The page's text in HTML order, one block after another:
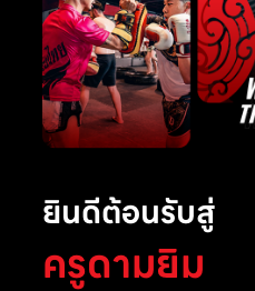
ยินดีต้อนรับสู่
ครูดามยิม